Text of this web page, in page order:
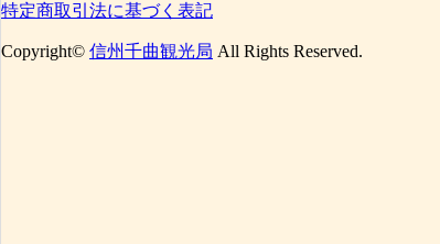
特定商取引法に基づく表記
Copyright© 信州千曲観光局 All Rights Reserved.